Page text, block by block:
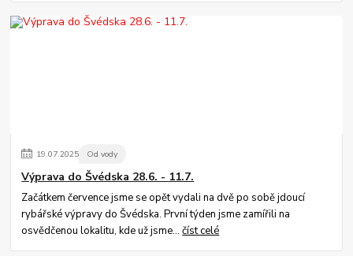
19.07.2025 Od vody
Výprava do Švédska 28.6. - 11.7.
Začátkem července jsme se opět vydali na dvě po sobě jdoucí
rybářské výpravy do Švédska. První týden jsme zamířili na
osvědčenou lokalitu, kde už jsme...číst celé